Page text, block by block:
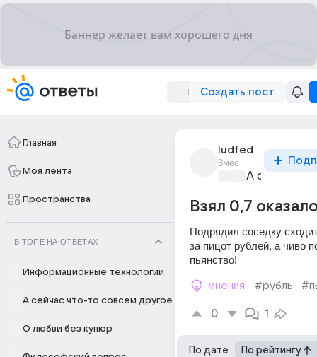
Создать пост
Главная
Моя лента
Пространства
В ТОПЕ НА ОТВЕТАХ
Информационные технологии
А сейчас что-то совсем другое
О любви без купюр
ludfed
3мес
А сейчас
Взял 0,7
Подрядил соседку
за пицот рублей, а чиво
пьянство!
мнения #рубль
0 1
По дате По рейтингу